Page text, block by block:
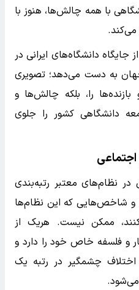
با همه چالش‌ها، هنوز با
می‌کند.
دانشگاه‌های ایرانی در
به دست می‌دهد؛ تصویری
را، بلکه چالش‌ها و
دانشگاهی کشور را جلوی
در نظام‌های معتبر رتبه‌بندی
و شاخص‌هایی که این نظام‌ها
ممکن نیست. هریک از
و فلسفه خاص خود را دارد و
چشمگیر در رتبه یک